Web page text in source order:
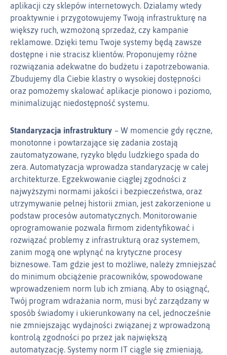
aplikacji czy sklepów internetowych. Działamy wtedy
proaktywnie i przygotowujemy Twoją infrastrukturę na
większy ruch, wzmożoną sprzedaż, czy kampanie
reklamowe. Dzięki temu Twoje systemy będą zawsze
dostępne i nie stracisz klientów. Proponujemy różne
rozwiązania adekwatne do budżetu i zapotrzebowania.
Zbudujemy dla Ciebie klastry o wysokiej dostępności
oraz pomożemy skalować aplikacje pionowo i poziomo,
minimalizując niedostępność systemu.
Standaryzacja infrastruktury
W momencie gdy ręczne,
monotonne i powtarzające się zadania zostają
zautomatyzowane, ryzyko błędu ludzkiego spada do
zera. Automatyzacja wprowadza standaryzację w całej
architekturze. Egzekwowanie ciągłej zgodności z
najwyższymi normami jakości i bezpieczeństwa, oraz
utrzymywanie pełnej historii zmian, jest zakorzenione u
podstaw procesów automatycznych. Monitorowanie
oprogramowanie pozwala firmom zidentyfikować i
rozwiązać problemy z infrastrukturą oraz systemem,
zanim mogą one wpłynąć na krytyczne procesy
biznesowe. Tam gdzie jest to możliwe, należy zmniejszać
do minimum obciążenie pracowników, spowodowane
wprowadzeniem norm lub ich zmianą. Aby to osiągnąć,
Twój program wdrażania norm, musi być zarządzany w
sposób świadomy i ukierunkowany na cel, jednocześnie
nie zmniejszając wydajności związanej z wprowadzoną
kontrolą zgodności po przez jak największą
automatyzację. Systemy norm IT ciągle się zmieniają,